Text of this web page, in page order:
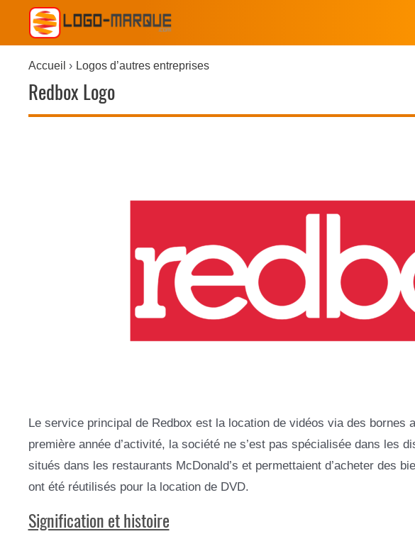
Accueil Logos d’autres entreprises
Redbox Logo
Le service principal de Redbox est la location de vidéos via des bornes
première année d’activité, la société ne s’est pas spécialisée dans les
situés dans les restaurants McDonald’s et permettaient d’acheter des
ont été réutilisés pour la location de DVD.
Signification et histoire